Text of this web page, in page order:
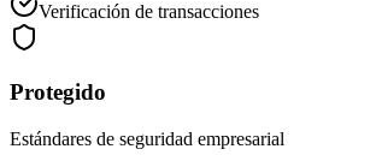
Verificación de transacciones
Protegido
Estándares de seguridad empresarial